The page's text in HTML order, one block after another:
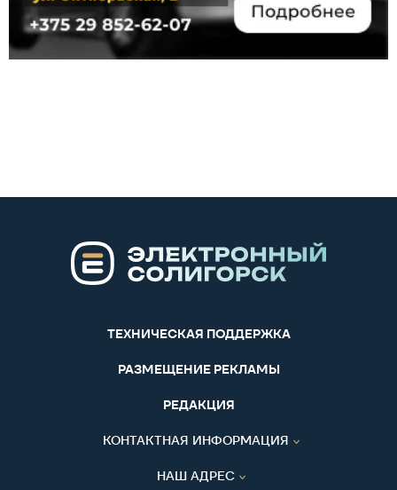
ТЕХНИЧЕСКАЯ ПОДДЕРЖКА
РАЗМЕЩЕНИЕ РЕКЛАМЫ
РЕДАКЦИЯ
КОНТАКТНАЯ ИНФОРМАЦИЯ
НАШ АДРЕС